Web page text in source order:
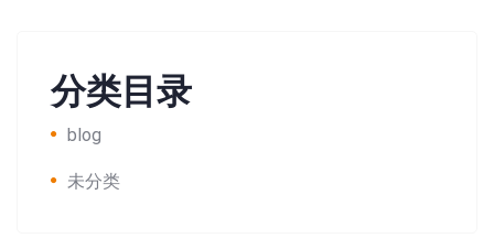
分类目录
blog
未分类